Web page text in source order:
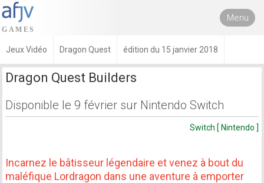
Menu
Jeux Vidéo Dragon Quest édition du 15 janvier 2018
Dragon Quest Builders
Disponible le 9 février sur Nintendo Switch
Switch [ Nintendo ]
Incarnez le bâtisseur légendaire et venez à bout du
maléfique Lordragon dans une aventure à emporter